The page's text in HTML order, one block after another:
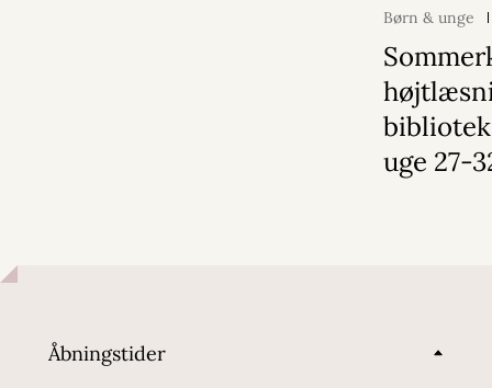
Børn & unge
uge 27-
Åbningstider